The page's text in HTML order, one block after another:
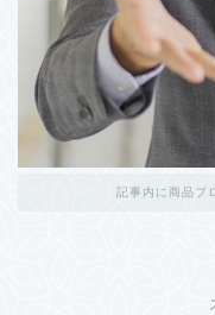
記事内に商品プ